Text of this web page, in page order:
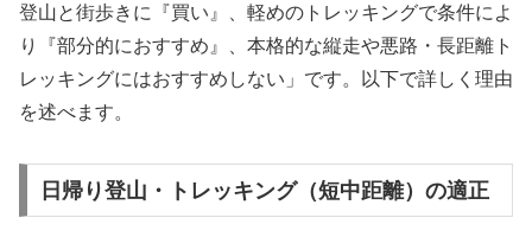
登山と街歩きに『買い』、軽めのトレッキングで条件によ
り『部分的におすすめ』、本格的な縦走や悪路・長距離ト
レッキングにはおすすめしない」です。以下で詳しく理由
を述べます。
日帰り登山・トレッキング（短中距離）の適正